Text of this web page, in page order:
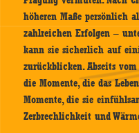
höheren Maße persönlich
zahlreichen Erfolgen –
kann sie sicherlich auf
zurückblicken. Abseits
die Momente, die das
Momente, die sie
Zerbrechlichkeit und